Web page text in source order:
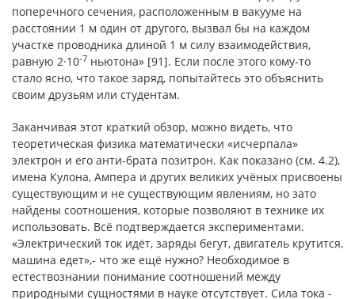
поперечного сечения, расположенным в вакууме на
расстоянии 1 м один от другого, вызвал бы на каждом
участке проводника длиной 1 м силу взаимодействия,
равную 2·10-7 ньютона» [91]. Если после этого кому-то
стало ясно, что такое заряд, попытайтесь это объяснить
своим друзьям или студентам.
Заканчивая этот краткий обзор, можно видеть, что
теоретическая физика математически «исчерпала»
электрон и его анти-брата позитрон. Как показано (см. 4.2),
имена Кулона, Ампера и других великих учёных присвоены
существующим и не существующим явлениям, но зато
найдены соотношения, которые позволяют в технике их
использовать. Всё подтверждается экспериментами.
«Электрический ток идёт, заряды бегут, двигатель крутится,
машина едет»,- что же ещё нужно? Необходимое в
естествознании понимание соотношений между
природными сущностями в науке отсутствует. Сила тока -